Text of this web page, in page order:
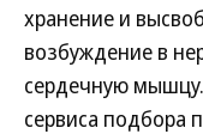
хранение и
возбуждение в
сердечную
сервиса подбора